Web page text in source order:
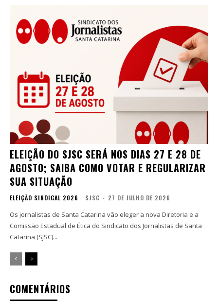
ELEIÇÃO DO SJSC SERÁ NOS DIAS 27 E 28 DE
AGOSTO; SAIBA COMO VOTAR E REGULARIZAR
SUA SITUAÇÃO
ELEIÇÃO SINDICAL 2026 SJSC - 27 DE JULHO DE 2026
Os jornalistas de Santa Catarina vão eleger a nova Diretoria e a
Comissão Estadual de Ética do Sindicato dos Jornalistas de Santa
Catarina (SJSC)...
COMENTÁRIOS